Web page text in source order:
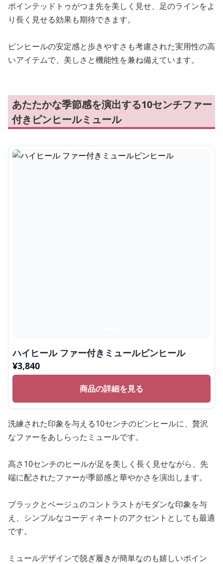
ポインテッドトゥがつま先を美しく見せ、足のラインをよ
り長く見せる効果も期待できます。
ピンヒールの安定感と歩きやすさも考慮された実用性の高
いアイテムで、美しさと機能性を兼ね備えています。
あたたかな季節感を演出する10センチファー
付きピンヒールミュール
ハイヒール ファー付きミュールピンヒール
¥3,840
商品の詳細を見る
洗練された印象を与える10センチのピンヒールに、贅沢
なファーをあしらったミュールです。
高さ10センチのヒールが足を美しく長く見せながら、先
端に配されたファーが季節感と華やかさを演出します。
ブラックとベージュのコントラストがモダンな印象を与
え、シンプルなコーディネートのアクセントとしても最適
です。
ミュールデザインで脱ぎ履きが簡単なのも嬉しいポイン